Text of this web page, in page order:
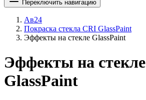
Переключить навигацию
Ав24
Покраска стекла CRI GlassPaint
Эффекты на стекле GlassPaint
Эффекты на стекле
GlassPaint